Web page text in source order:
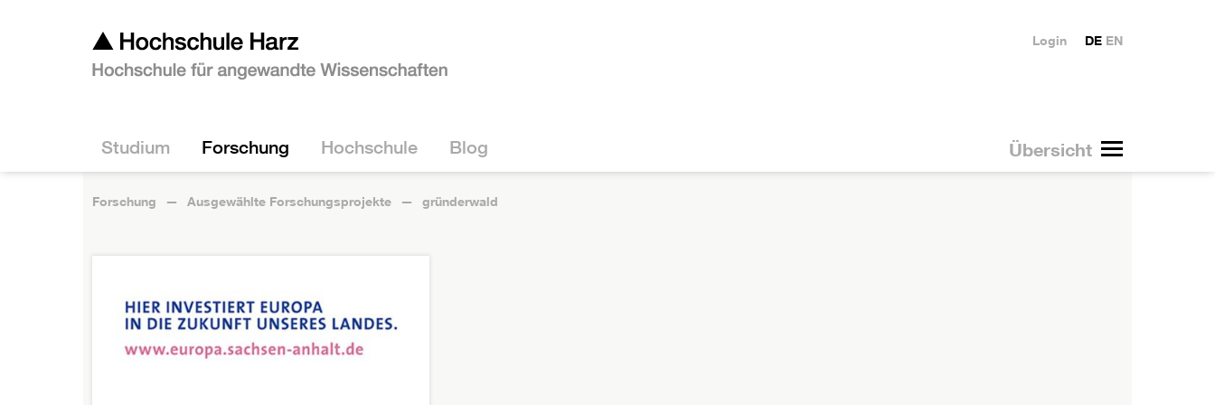
Übersicht
Studium Forschung Hochschule Blog
DE EN
Login
Forschung Ausgewählte Forschungsprojekte gründerwald